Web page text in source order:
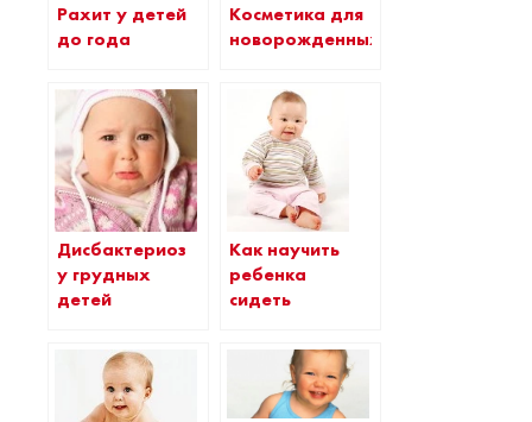
Рахит у детей
до года
Косметика для
новорожденных
Дисбактериоз
у грудных
детей
Как научить
ребенка
сидеть